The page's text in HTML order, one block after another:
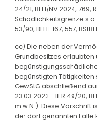
24/21, BFH/NV 2024, 769,
Schädlichkeitsgrenze s.a.
53/90, BFHE 167, 557,
cc) Die neben der
Grundbesitzes erlaubten
begünstigten Tätigkeiten
GewStG abschließend
23.03.2023 - III R 49/20,
m.w.N.). Diese Vorschrift
der dort genannten Fälle